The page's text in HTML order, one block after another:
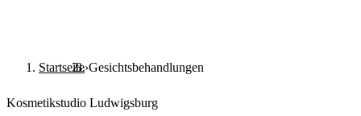
Startseite›Gesichtsbehandlungen
Kosmetikstudio Ludwigsburg